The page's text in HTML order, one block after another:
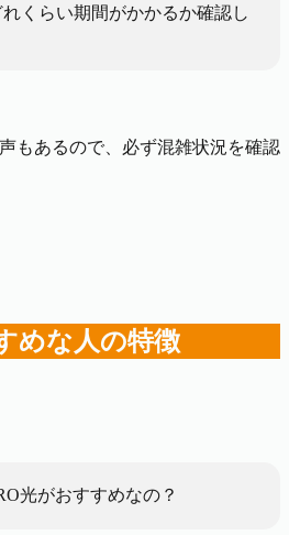
くらい期間がかかるか確認し
もあるので、必ず混雑状況を確認
めな人の特徴
光がおすすめなの？